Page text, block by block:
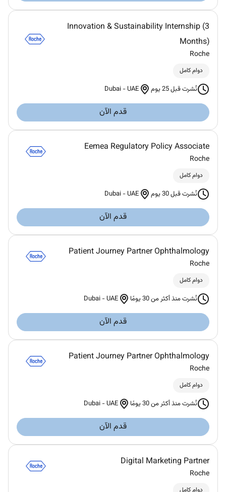
Innovation & Sustainability Internship (3
Months)
Roche
دوام كامل
نُشرت قبل 25 يوم Dubai -UAE
قدم الآن
Eemea Regulatory Policy Associate
Roche
دوام كامل
نُشرت قبل 30 يوم Dubai -UAE
قدم الآن
Patient Journey Partner Ophthalmology
Roche
دوام كامل
نُشرت منذ أكثر من 30 يومًا Dubai -UAE
قدم الآن
Patient Journey Partner Ophthalmology
Roche
دوام كامل
نُشرت منذ أكثر من 30 يومًا Dubai -UAE
قدم الآن
Digital Marketing Partner
Roche
دوام كامل